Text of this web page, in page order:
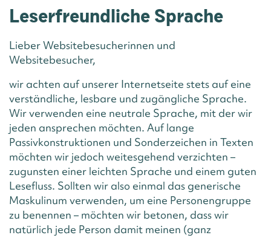
Leserfreundliche Sprache
Lieber Websitebesucherinnen und
Websitebesucher,
wir achten auf unserer Internetseite stets auf eine
verständliche, lesbare und zugängliche Sprache.
Wir verwenden eine neutrale Sprache, mit der wir
jeden ansprechen möchten. Auf lange
Passivkonstruktionen und Sonderzeichen in Texten
möchten wir jedoch weitesgehend verzichten –
zugunsten einer leichten Sprache und einem guten
Lesefluss. Sollten wir also einmal das generische
Maskulinum verwenden, um eine Personengruppe
zu benennen – möchten wir betonen, dass wir
natürlich jede Person damit meinen (ganz